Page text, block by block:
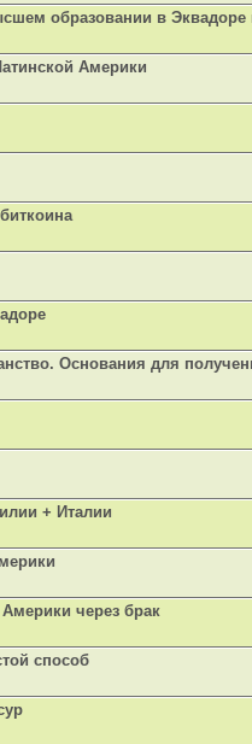
образовании в Эквадоре
Америки
Основания для
+ Италии
Америки через брак
способ